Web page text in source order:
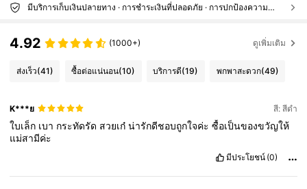
มีบริการเก็บเงินปลายทาง · การชำระเงินที่ปลอดภัย · การปกป้องความเป็นส่วนตัว
4.92 (1000+) ดูเพิ่มเติม
ส่งเร็ว(41) ซื้อต่อแน่นอน(10) บริการดี(19) พกพาสะดวก(49)
K***ย สี: สีดำ
ใบเล็ก เบา กระทัดรัด สวยเก๋น่ารักดีชอบถูกใจค่ะซื้อเป็นของขวัญให้
แม่สามีค่ะ
มีประโยชน์ (0)